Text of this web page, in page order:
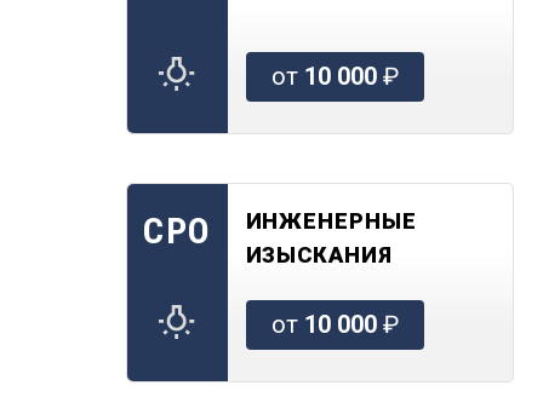
от 10 000₽
СРО
ИНЖЕНЕРНЫЕ
ИЗЫСКАНИЯ
от 10 000₽